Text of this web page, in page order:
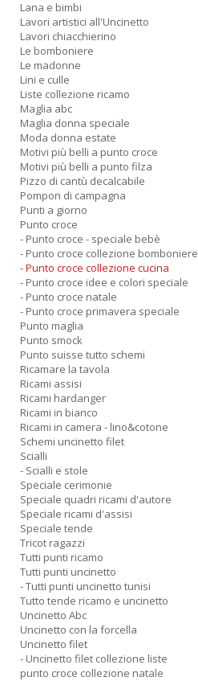
Lana e bimbi
Lavori artistici all'Uncinetto
Lavori chiacchierino
Le bomboniere
Le madonne
Lini e culle
Liste collezione ricamo
Maglia abc
Maglia donna speciale
Moda donna estate
Motivi più belli a punto croce
Motivi più belli a punto filza
Pizzo di cantù decalcabile
Pompon di campagna
Punti a giorno
Punto croce
- Punto croce - speciale bebè
- Punto croce collezione bomboniere
- Punto croce collezione cucina
- Punto croce idee e colori speciale
- Punto croce natale
- Punto croce primavera speciale
Punto maglia
Punto smock
Punto suisse tutto schemi
Ricamare la tavola
Ricami assisi
Ricami hardanger
Ricami in bianco
Ricami in camera - lino&cotone
Schemi uncinetto filet
Scialli
- Scialli e stole
Speciale cerimonie
Speciale quadri ricami d'autore
Speciale ricami d'assisi
Speciale tende
Tricot ragazzi
Tutti punti ricamo
Tutti punti uncinetto
- Tutti punti uncinetto tunisi
Tutto tende ricamo e uncinetto
Uncinetto Abc
Uncinetto con la forcella
Uncinetto filet
- Uncinetto filet collezione liste
punto croce collezione natale